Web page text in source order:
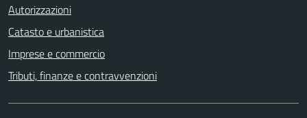
Autorizzazioni
Catasto e urbanistica
Imprese e commercio
Tributi, finanze e contravvenzioni